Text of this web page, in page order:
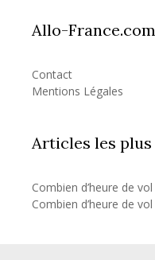
Allo-France.com
Contact
Mentions Légales
Articles les
Combien d’heure de
Combien d’heure de